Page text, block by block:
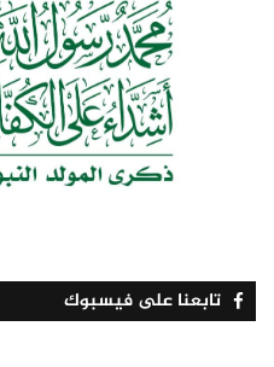
تابعنا على فيسبوك